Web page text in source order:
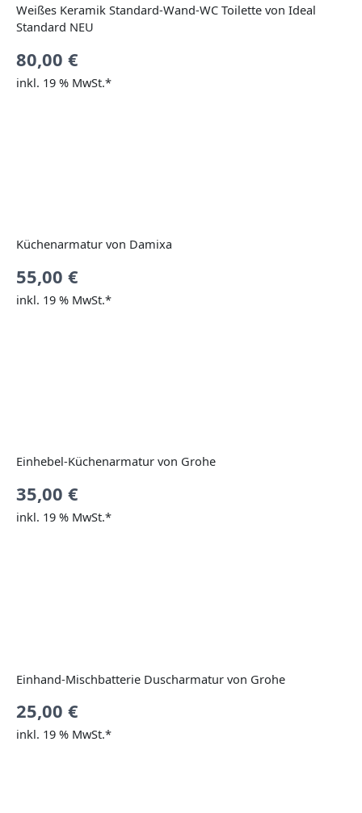
Weißes Keramik Standard-Wand-WC Toilette von Ideal
Standard NEU
80,00 €
inkl. 19 % MwSt.*
Küchenarmatur von Damixa
55,00 €
inkl. 19 % MwSt.*
Einhebel-Küchenarmatur von Grohe
35,00 €
inkl. 19 % MwSt.*
Einhand-Mischbatterie Duscharmatur von Grohe
25,00 €
inkl. 19 % MwSt.*